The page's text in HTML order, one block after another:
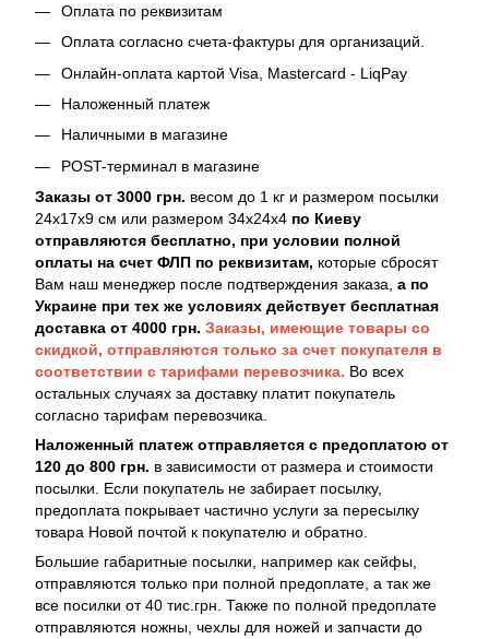
Оплата по реквизитам
Оплата согласно счета-фактуры для организаций.
Онлайн-оплата картой Visa, Mastercard - LiqPay
Наложенный платеж
Наличными в магазине
POST-терминал в магазине
Заказы от 3000 грн. весом до 1 кг и размером посылки
24х17х9 см или размером 34х24х4 по Киеву
отправляются бесплатно, при условии полной
оплаты на счет ФЛП по реквизитам, которые сбросят
Вам наш менеджер после подтверждения заказа, а по
Украине при тех же условиях действует бесплатная
доставка от 4000 грн. Заказы, имеющие товары со
скидкой, отправляются только за счет покупателя в
соответствии с тарифами перевозчика. Во всех
остальных случаях за доставку платит покупатель
согласно тарифам перевозчика.
Наложенный платеж отправляется с предоплатою от
120 до 800 грн. в зависимости от размера и стоимости
посылки. Если покупатель не забирает посылку,
предоплата покрывает частично услуги за пересылку
товара Новой почтой к покупателю и обратно.
Большие габаритные посылки, например как сейфы,
отправляются только при полной предоплате, а так же
все посилки от 40 тис.грн. Также по полной предоплате
отправляются ножны, чехлы для ножей и запчасти до